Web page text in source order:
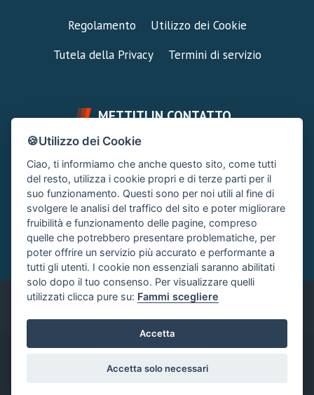
Regolamento
Utilizzo dei Cookie
Tutela della Privacy
Termini di servizio
METTITI IN CONTATTO
FAI UNA DOMANDA
Chiedi un Consiglio
Area Ticket
CONTATTA L'AMMINISTRAZIONE
Clicca quì
Italiano
© by ©XenTR | Xenforo Add-ons
🍪Utilizzo dei Cookie
Ciao, ti informiamo che anche questo sito, come tutti
del resto, utilizza i cookie propri e di terze parti per il
suo funzionamento. Questi sono per noi utili al fine di
svolgere le analisi del traffico del sito e poter migliorare
fruibilità e funzionamento delle pagine, compreso
quelle che potrebbero presentare problematiche, per
poter offrire un servizio più accurato e performante a
tutti gli utenti. I cookie non essenziali saranno abilitati
solo dopo il tuo consenso. Per visualizzare quelli
utilizzati clicca pure su: Fammi scegliere
Accetta
Accetta solo necessari